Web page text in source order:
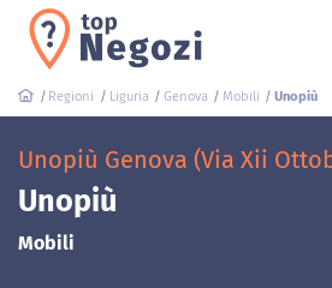
Regioni Liguria Genova Mobili Unopiù
Unopiù Genova (Via Xii
Unopiù
Mobili